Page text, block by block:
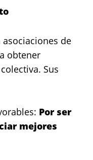
de
obtener
Sus
Por ser
mejores